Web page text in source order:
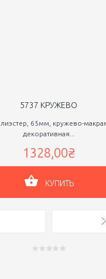
5737 КРУЖЕВО
65мм, кружево-
декоративная...
1328,00₴
КУПИТЬ